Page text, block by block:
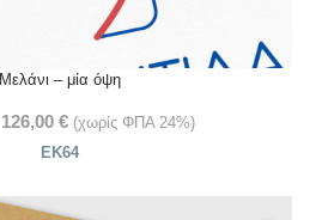
Μελάνι – μία όψη
126,00 € (χωρίς ΦΠΑ 24%)
ΕΚ64